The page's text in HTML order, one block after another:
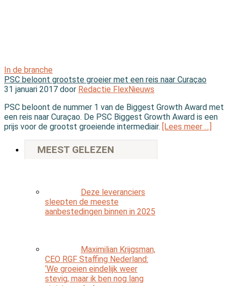
In de branche
PSC beloont grootste groeier met een reis naar Curaçao
31 januari 2017 door Redactie FlexNieuws
PSC beloont de nummer 1 van de Biggest Growth Award met
een reis naar Curaçao. De PSC Biggest Growth Award is een
prijs voor de grootst groeiende intermediair. [Lees meer …]
MEEST GELEZEN
Deze leveranciers
sleepten de meeste
aanbestedingen binnen in 2025
Maximilian Krijgsman,
CEO RGF Staffing Nederland:
‘We groeien eindelijk weer
stevig, maar ik ben nog lang